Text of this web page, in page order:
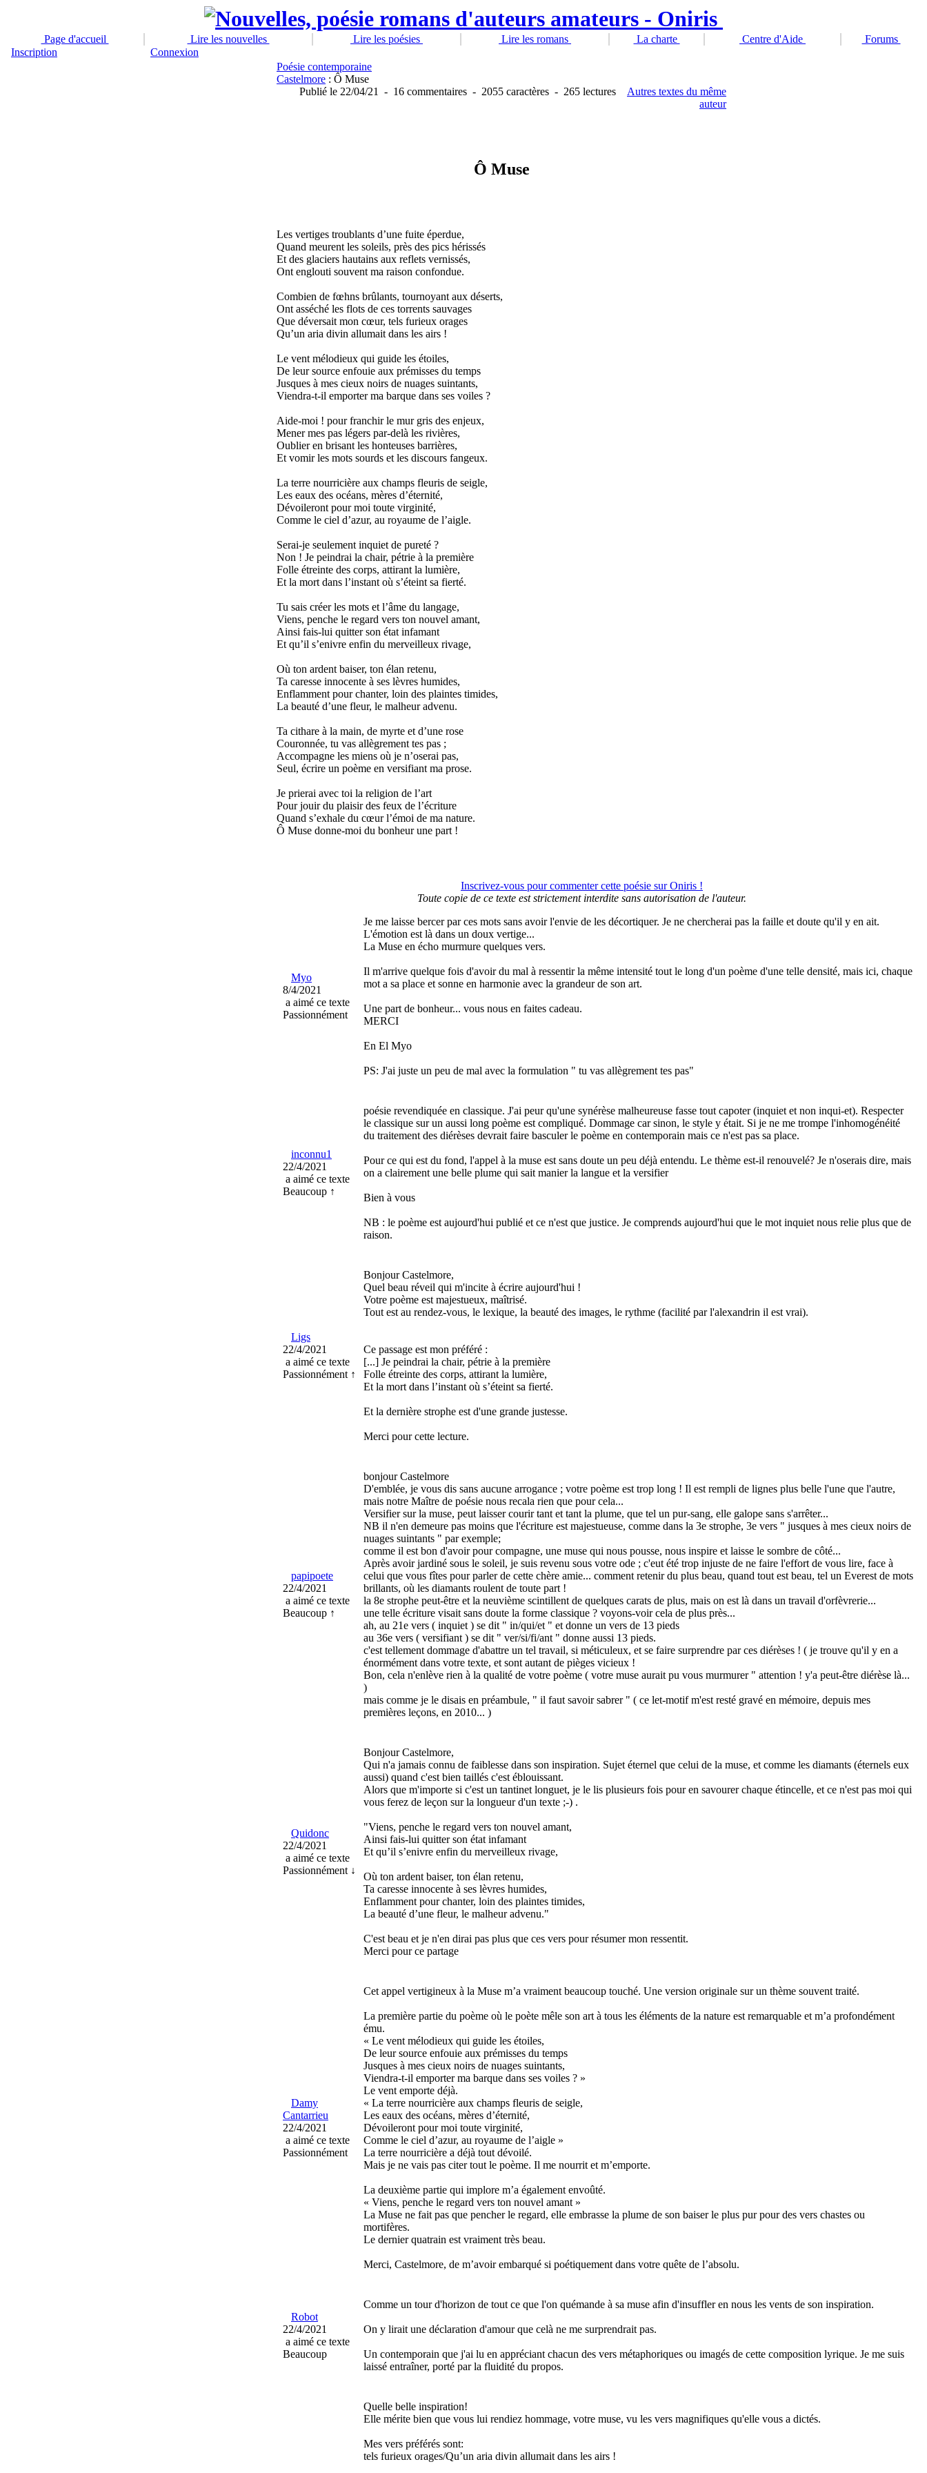
Page d'accueil Lire les nouvelles Lire les poésies Lire les romans La charte Centre d'Aide
Forums
Inscription
Connexion
Poésie contemporaine
Castelmore : Ô Muse
Publié le 22/04/21 - 16 commentaires - 2055 caractères - 265 lectures
Autres textes du même
auteur
Ô Muse
Les vertiges troublants d’une fuite éperdue,
Quand meurent les soleils, près des pics hérissés
Et des glaciers hautains aux reflets vernissés,
Ont englouti souvent ma raison confondue.
Combien de fœhns brûlants, tournoyant aux déserts,
Ont asséché les flots de ces torrents sauvages
Que déversait mon cœur, tels furieux orages
Qu’un aria divin allumait dans les airs !
Le vent mélodieux qui guide les étoiles,
De leur source enfouie aux prémisses du temps
Jusques à mes cieux noirs de nuages suintants,
Viendra-t-il emporter ma barque dans ses voiles ?
Aide-moi ! pour franchir le mur gris des enjeux,
Mener mes pas légers par-delà les rivières,
Oublier en brisant les honteuses barrières,
Et vomir les mots sourds et les discours fangeux.
La terre nourricière aux champs fleuris de seigle,
Les eaux des océans, mères d’éternité,
Dévoileront pour moi toute virginité,
Comme le ciel d’azur, au royaume de l’aigle.
Serai-je seulement inquiet de pureté ?
Non ! Je peindrai la chair, pétrie à la première
Folle étreinte des corps, attirant la lumière,
Et la mort dans l’instant où s’éteint sa fierté.
Tu sais créer les mots et l’âme du langage,
Viens, penche le regard vers ton nouvel amant,
Ainsi fais-lui quitter son état infamant
Et qu’il s’enivre enfin du merveilleux rivage,
Où ton ardent baiser, ton élan retenu,
Ta caresse innocente à ses lèvres humides,
Enflamment pour chanter, loin des plaintes timides,
La beauté d’une fleur, le malheur advenu.
Ta cithare à la main, de myrte et d’une rose
Couronnée, tu vas allègrement tes pas ;
Accompagne les miens où je n’oserai pas,
Seul, écrire un poème en versifiant ma prose.
Je prierai avec toi la religion de l’art
Pour jouir du plaisir des feux de l’écriture
Quand s’exhale du cœur l’émoi de ma nature.
Ô Muse donne-moi du bonheur une part !
Inscrivez-vous pour commenter cette poésie sur Oniris !
Toute copie de ce texte est strictement interdite sans autorisation de l'auteur.
Myo
8/4/2021
a aimé ce texte
Passionnément
Je me laisse bercer par ces mots sans avoir l'envie de les décortiquer. Je ne chercherai pas la faille et doute qu'il y en ait.
L'émotion est là dans un doux vertige...
La Muse en écho murmure quelques vers.
Il m'arrive quelque fois d'avoir du mal à ressentir la même intensité tout le long d'un poème d'une telle densité, mais ici, chaque
mot a sa place et sonne en harmonie avec la grandeur de son art.
Une part de bonheur... vous nous en faites cadeau.
MERCI
En El Myo
PS: J'ai juste un peu de mal avec la formulation " tu vas allègrement tes pas"
inconnu1
22/4/2021
a aimé ce texte
Beaucoup ↑
poésie revendiquée en classique. J'ai peur qu'une synérèse malheureuse fasse tout capoter (inquiet et non inqui-et). Respecter
le classique sur un aussi long poème est compliqué. Dommage car sinon, le style y était. Si je ne me trompe l'inhomogénéité
du traitement des diérèses devrait faire basculer le poème en contemporain mais ce n'est pas sa place.
Pour ce qui est du fond, l'appel à la muse est sans doute un peu déjà entendu. Le thème est-il renouvelé? Je n'oserais dire, mais
on a clairement une belle plume qui sait manier la langue et la versifier
Bien à vous
NB : le poème est aujourd'hui publié et ce n'est que justice. Je comprends aujourd'hui que le mot inquiet nous relie plus que de
raison.
Ligs
22/4/2021
a aimé ce texte
Passionnément ↑
Bonjour Castelmore,
Quel beau réveil qui m'incite à écrire aujourd'hui !
Votre poème est majestueux, maîtrisé.
Tout est au rendez-vous, le lexique, la beauté des images, le rythme (facilité par l'alexandrin il est vrai).
Ce passage est mon préféré :
[...] Je peindrai la chair, pétrie à la première
Folle étreinte des corps, attirant la lumière,
Et la mort dans l’instant où s’éteint sa fierté.
Et la dernière strophe est d'une grande justesse.
Merci pour cette lecture.
papipoete
22/4/2021
a aimé ce texte
Beaucoup ↑
bonjour Castelmore
D'emblée, je vous dis sans aucune arrogance ; votre poème est trop long ! Il est rempli de lignes plus belle l'une que l'autre,
mais notre Maître de poésie nous recala rien que pour cela...
Versifier sur la muse, peut laisser courir tant et tant la plume, que tel un pur-sang, elle galope sans s'arrêter...
NB il n'en demeure pas moins que l'écriture est majestueuse, comme dans la 3e strophe, 3e vers " jusques à mes cieux noirs de
nuages suintants " par exemple;
comme il est bon d'avoir pour compagne, une muse qui nous pousse, nous inspire et laisse le sombre de côté...
Après avoir jardiné sous le soleil, je suis revenu sous votre ode ; c'eut été trop injuste de ne faire l'effort de vous lire, face à
celui que vous fîtes pour parler de cette chère amie... comment retenir du plus beau, quand tout est beau, tel un Everest de mots
brillants, où les diamants roulent de toute part !
la 8e strophe peut-être et la neuvième scintillent de quelques carats de plus, mais on est là dans un travail d'orfèvrerie...
une telle écriture visait sans doute la forme classique ? voyons-voir cela de plus près...
ah, au 21e vers ( inquiet ) se dit " in/qui/et " et donne un vers de 13 pieds
au 36e vers ( versifiant ) se dit " ver/si/fi/ant " donne aussi 13 pieds.
c'est tellement dommage d'abattre un tel travail, si méticuleux, et se faire surprendre par ces diérèses ! ( je trouve qu'il y en a
énormément dans votre texte, et sont autant de pièges vicieux !
Bon, cela n'enlève rien à la qualité de votre poème ( votre muse aurait pu vous murmurer " attention ! y'a peut-être diérèse là...
)
mais comme je le disais en préambule, " il faut savoir sabrer " ( ce let-motif m'est resté gravé en mémoire, depuis mes
premières leçons, en 2010... )
Quidonc
22/4/2021
a aimé ce texte
Passionnément ↓
Bonjour Castelmore,
Qui n'a jamais connu de faiblesse dans son inspiration. Sujet éternel que celui de la muse, et comme les diamants (éternels eux
aussi) quand c'est bien taillés c'est éblouissant.
Alors que m'importe si c'est un tantinet longuet, je le lis plusieurs fois pour en savourer chaque étincelle, et ce n'est pas moi qui
vous ferez de leçon sur la longueur d'un texte ;-) .
"Viens, penche le regard vers ton nouvel amant,
Ainsi fais-lui quitter son état infamant
Et qu’il s’enivre enfin du merveilleux rivage,
Où ton ardent baiser, ton élan retenu,
Ta caresse innocente à ses lèvres humides,
Enflamment pour chanter, loin des plaintes timides,
La beauté d’une fleur, le malheur advenu."
C'est beau et je n'en dirai pas plus que ces vers pour résumer mon ressentit.
Merci pour ce partage
Damy
Cantarrieu
22/4/2021
a aimé ce texte
Passionnément
Cet appel vertigineux à la Muse m’a vraiment beaucoup touché. Une version originale sur un thème souvent traité.
La première partie du poème où le poète mêle son art à tous les éléments de la nature est remarquable et m’a profondément
ému.
« Le vent mélodieux qui guide les étoiles,
De leur source enfouie aux prémisses du temps
Jusques à mes cieux noirs de nuages suintants,
Viendra-t-il emporter ma barque dans ses voiles ? »
Le vent emporte déjà.
« La terre nourricière aux champs fleuris de seigle,
Les eaux des océans, mères d’éternité,
Dévoileront pour moi toute virginité,
Comme le ciel d’azur, au royaume de l’aigle »
La terre nourricière a déjà tout dévoilé.
Mais je ne vais pas citer tout le poème. Il me nourrit et m’emporte.
La deuxième partie qui implore m’a également envoûté.
« Viens, penche le regard vers ton nouvel amant »
La Muse ne fait pas que pencher le regard, elle embrasse la plume de son baiser le plus pur pour des vers chastes ou
mortifères.
Le dernier quatrain est vraiment très beau.
Merci, Castelmore, de m’avoir embarqué si poétiquement dans votre quête de l’absolu.
Robot
22/4/2021
a aimé ce texte
Beaucoup
Comme un tour d'horizon de tout ce que l'on quémande à sa muse afin d'insuffler en nous les vents de son inspiration.
On y lirait une déclaration d'amour que celà ne me surprendrait pas.
Un contemporain que j'ai lu en appréciant chacun des vers métaphoriques ou imagés de cette composition lyrique. Je me suis
laissé entraîner, porté par la fluidité du propos.
Quelle belle inspiration!
Elle mérite bien que vous lui rendiez hommage, votre muse, vu les vers magnifiques qu'elle vous a dictés.
Mes vers préférés sont:
tels furieux orages/Qu’un aria divin allumait dans les airs !